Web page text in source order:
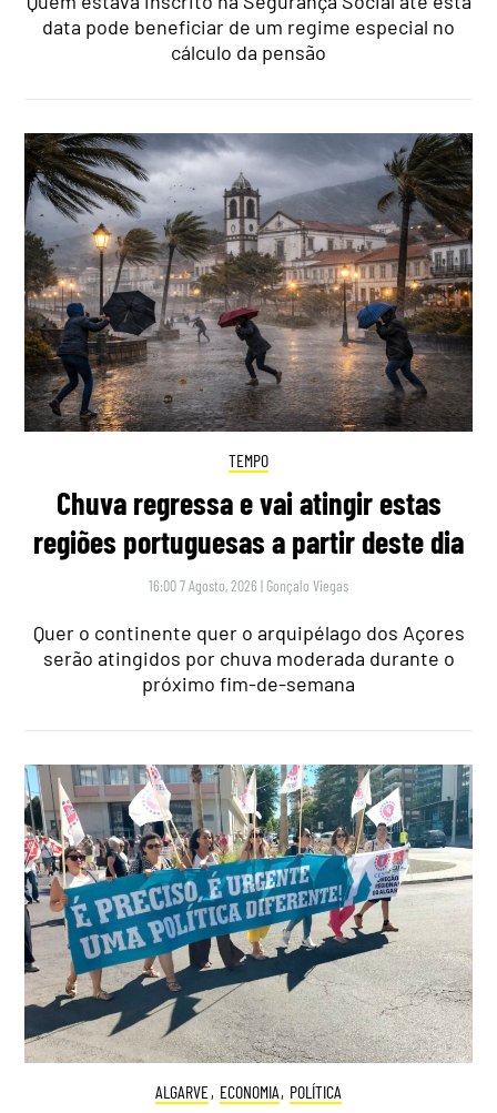
data pode beneficiar de um regime especial no
cálculo da pensão
TEMPO
Chuva regressa e vai atingir estas
regiões portuguesas a partir deste dia
16:00 7 Agosto, 2026 | Gonçalo Viegas
Quer o continente quer o arquipélago dos Açores
serão atingidos por chuva moderada durante o
próximo fim-de-semana
ALGARVE, ECONOMIA, POLÍTICA